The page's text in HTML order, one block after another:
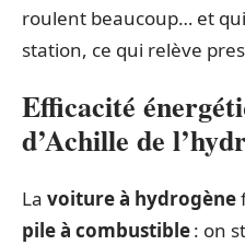
roulent beaucoup… et
station, ce qui relève
Efficacité
d’Achille de
La voiture à hydrogène
pile à combustible: on